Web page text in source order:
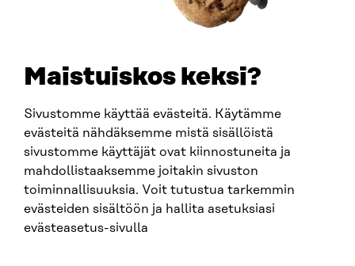
Maistuiskos keksi?
Sivustomme käyttää evästeitä. Käytämme
evästeitä nähdäksemme mistä sisällöistä
sivustomme käyttäjät ovat kiinnostuneita ja
mahdollistaaksemme joitakin sivuston
toiminnallisuuksia. Voit tutustua tarkemmin
evästeiden sisältöön ja hallita asetuksiasi
evästeasetus-sivulla
firstname.lastname@sitra.fi
SITRA ON SOCIAL MEDIA
LinkedIn
Instagram